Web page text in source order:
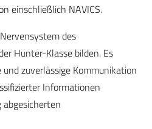
einschließlich NAVICS.
des
Hunter-Klasse bilden. Es
zuverlässige Kommunikation
Informationen